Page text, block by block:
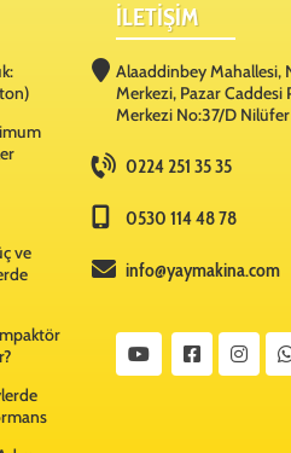
ve
İLETİŞİM
Alaaddinbey Mahallesi,
Merkezi, Pazar Caddesi
Merkezi No:37/D
0224 251 35 35
0530 114 48 78
info@yaymakina.com